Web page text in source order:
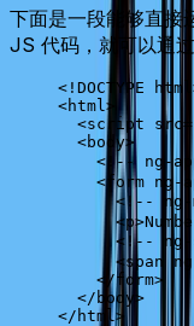
下面是一段能够直接
JS 代码，就可以通
<! DOCTYPE html
<html >
  <
script src=
  <
body>
<!-- ng-
    <
form ng-
<!-- ng-
      <
p
<!-- ng-
      <
span
    </
form>
  </
body >
</ html>